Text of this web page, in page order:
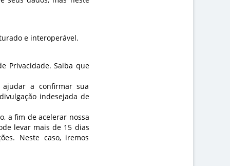
e interoperável.
Privacidade. Saiba que
ajudar a confirmar sua
indesejada de
a fim de acelerar nossa
levar mais de 15 dias
Neste caso, iremos